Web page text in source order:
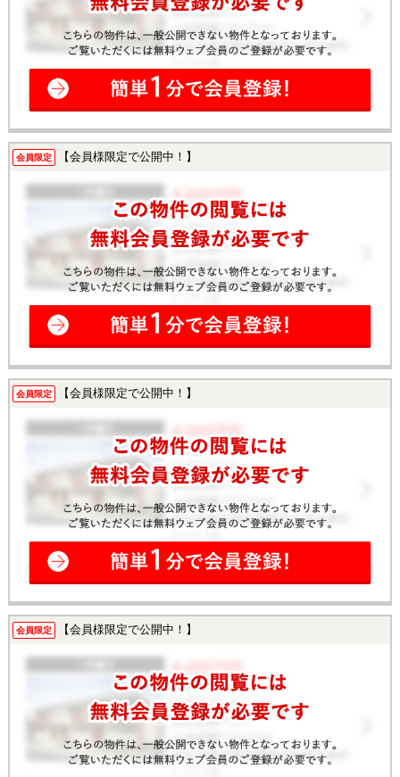
会員限定 【会員様限定で公開中！】
会員限定 【会員様限定で公開中！】
会員限定 【会員様限定で公開中！】